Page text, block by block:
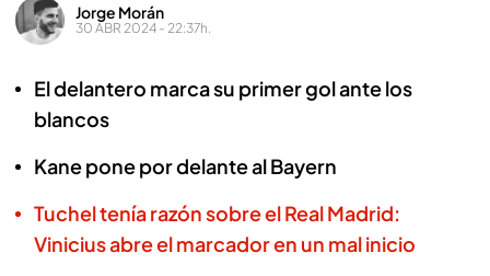
Jorge Morán
30 ABR 2024 - 22:37h.
El delantero marca su primer gol ante los
blancos
Kane pone por delante al Bayern
Tuchel tenía razón sobre el Real Madrid:
Vinicius abre el marcador en un mal inicio